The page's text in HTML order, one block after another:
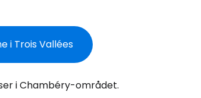
i Trois Vallées
i Chambéry-området.
inn på
reisefellesskapet